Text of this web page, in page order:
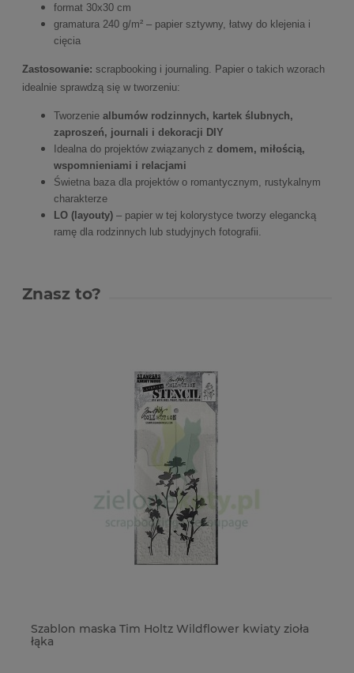
format 30x30 cm
gramatura 240 g/m² – papier sztywny, łatwy do klejenia i
cięcia
Zastosowanie: scrapbooking i journaling. Papier o takich wzorach
idealnie sprawdzą się w tworzeniu:
Tworzenie albumów rodzinnych, kartek ślubnych,
zaproszeń, journali i dekoracji DIY
Idealna do projektów związanych z domem, miłością,
wspomnieniami i relacjami
Świetna baza dla projektów o romantycznym, rustykalnym
charakterze
LO (layouty) – papier w tej kolorystyce tworzy elegancką
ramę dla rodzinnych lub studyjnych fotografii.
Znasz to?
Szablon maska Tim Holtz Wildflower kwiaty zioła
łąka